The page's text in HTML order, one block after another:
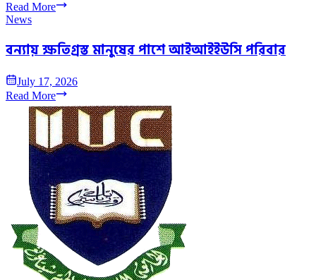
Read More
News
বন্যায় ক্ষতিগ্রস্ত মানুষের পাশে আইআইইউসি পরিবার
July 17, 2026
Read More